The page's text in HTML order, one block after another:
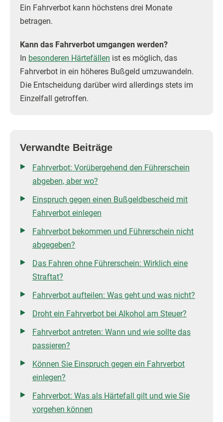
Ein Fahrverbot kann höchstens drei Monate
betragen.
Kann das Fahrverbot umgangen werden?
In besonderen Härtefällen ist es möglich, das
Fahrverbot in ein höheres Bußgeld umzuwandeln.
Die Entscheidung darüber wird allerdings stets im
Einzelfall getroffen.
Verwandte Beiträge
Fahrverbot: Vorübergehend den Führerschein
abgeben, aber wo?
Einspruch gegen einen Bußgeldbescheid mit
Fahrverbot einlegen
Fahrverbot bekommen und Führerschein nicht
abgegeben?
Das Fahren ohne Führerschein: Wirklich eine
Straftat?
Fahrverbot aufteilen: Was geht und was nicht?
Droht ein Fahrverbot bei Alkohol am Steuer?
Fahrverbot antreten: Wann und wie sollte das
passieren?
Können Sie Einspruch gegen ein Fahrverbot
einlegen?
Fahrverbot: Was als Härtefall gilt und wie Sie
vorgehen können